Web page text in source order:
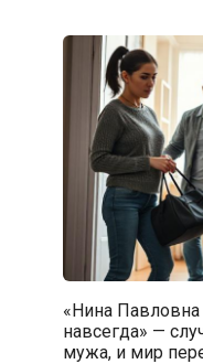
«Нина
навсегда» —
мужа, и мир